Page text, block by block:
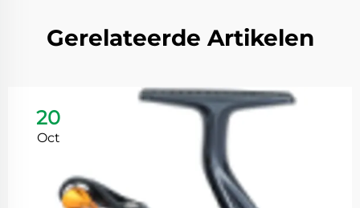
Gerelateerde Artikelen
20
Oct